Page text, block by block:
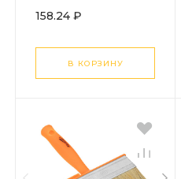
корпус,
Sparta
158.24 ₽
В КОРЗИНУ